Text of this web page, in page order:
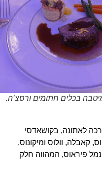
בכלים חתומים ורסצ’ה.
לאתונה, בקושאדסי
וולוס ומיקונוס,
פיראוס, המהווה חלק